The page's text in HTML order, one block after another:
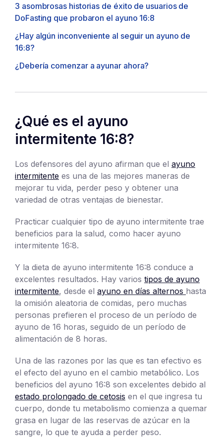
3 asombrosas historias de éxito de usuarios de
DoFasting que probaron el ayuno 16:8
¿Hay algún inconveniente al seguir un ayuno de
16:8?
¿Debería comenzar a ayunar ahora?
¿Qué es el ayuno
intermitente 16:8?
Los defensores del ayuno afirman que el ayuno
intermitente es una de las mejores maneras de
mejorar tu vida, perder peso y obtener una
variedad de otras ventajas de bienestar.
Practicar cualquier tipo de ayuno intermitente trae
beneficios para la salud, como hacer ayuno
intermitente 16:8.
Y la dieta de ayuno intermitente 16:8 conduce a
excelentes resultados. Hay varios tipos de ayuno
intermitente, desde el ayuno en días alternos hasta
la omisión aleatoria de comidas, pero muchas
personas prefieren el proceso de un período de
ayuno de 16 horas, seguido de un período de
alimentación de 8 horas.
Una de las razones por las que es tan efectivo es
el efecto del ayuno en el cambio metabólico. Los
beneficios del ayuno 16:8 son excelentes debido al
estado prolongado de cetosis en el que ingresa tu
cuerpo, donde tu metabolismo comienza a quemar
grasa en lugar de las reservas de azúcar en la
sangre, lo que te ayuda a perder peso.